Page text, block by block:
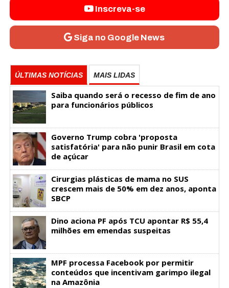
Inscreva-se
Siga no Google News
ÚLTIMAS NOTÍCIAS MAIS LIDAS
Saiba quando será o recesso de fim de ano
para funcionários públicos
Governo Trump cobra 'proposta
satisfatória' para não punir Brasil em cota
de açúcar
Cirurgias plásticas de mama no SUS
crescem mais de 50% em dez anos, aponta
SBCP
Dino aciona PF após TCU apontar R$ 55,4
milhões em emendas suspeitas
MPF processa Facebook por permitir
conteúdos que incentivam garimpo ilegal
na Amazônia